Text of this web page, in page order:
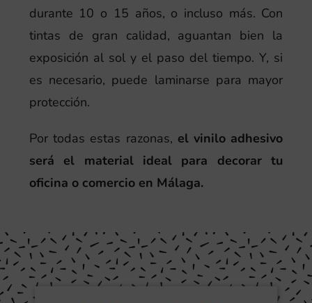
durante 10 o 15 años, o incluso más. Con
tintas de gran calidad, aguantan bien la
exposición al sol y el paso del tiempo. Y, si
es necesario, puede laminarse para mayor
protección.
Por todas estas razonas, el vinilo adhesivo
será el material ideal para decorar tu
oficina o comercio en Málaga.